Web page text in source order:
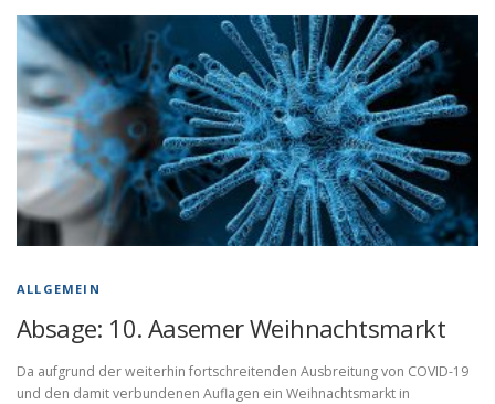
ALLGEMEIN
Absage: 10. Aasemer Weihnachtsmarkt
Da aufgrund der weiterhin fortschreitenden Ausbreitung von COVID-19
und den damit verbundenen Auflagen ein Weihnachtsmarkt in